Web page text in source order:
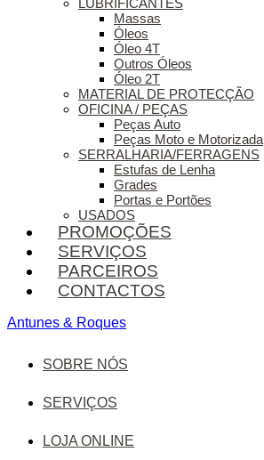
LUBRIFICANTES
Massas
Óleos
Óleo 4T
Outros Óleos
Óleo 2T
MATERIAL DE PROTECÇÃO
OFICINA / PEÇAS
Peças Auto
Peças Moto e Motorizada
SERRALHARIA/FERRAGENS
Estufas de Lenha
Grades
Portas e Portões
USADOS
PROMOÇÕES
SERVIÇOS
PARCEIROS
CONTACTOS
Antunes & Roques
SOBRE NÓS
SERVIÇOS
LOJA ONLINE